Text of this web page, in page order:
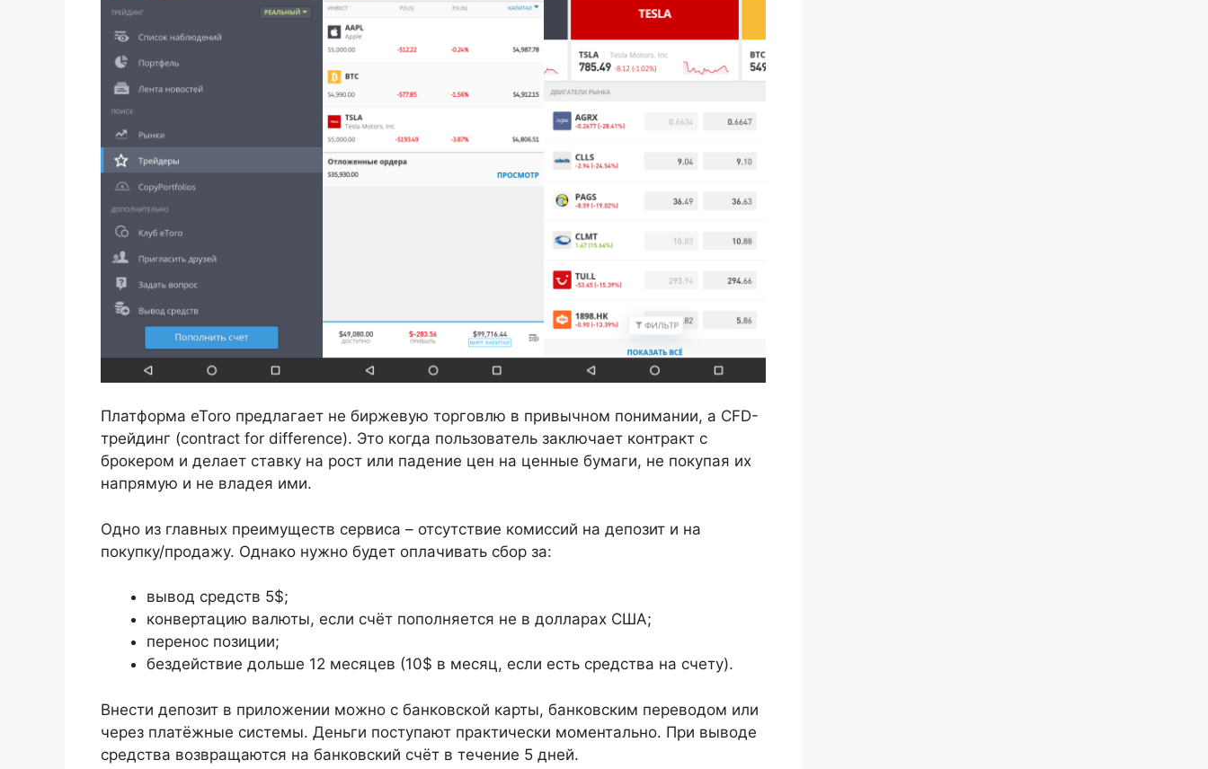
Платформа eToro предлагает не биржевую торговлю в привычном понимании, а CFD-
трейдинг (contract for difference). Это когда пользователь заключает контракт с
брокером и делает ставку на рост или падение цен на ценные бумаги, не покупая их
напрямую и не владея ими.
Одно из главных преимуществ сервиса – отсутствие комиссий на депозит и на
покупку/продажу. Однако нужно будет оплачивать сбор за:
вывод средств 5$;
конвертацию валюты, если счёт пополняется не в долларах США;
перенос позиции;
бездействие дольше 12 месяцев (10$ в месяц, если есть средства на счету).
Внести депозит в приложении можно с банковской карты, банковским переводом или
через платёжные системы. Деньги поступают практически моментально. При выводе
средства возвращаются на банковский счёт в течение 5 дней.